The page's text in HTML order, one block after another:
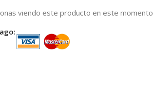
viendo este producto en este momento